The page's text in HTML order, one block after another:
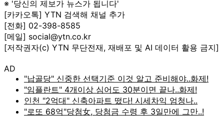
※ '당신의 제보가 뉴스가 됩니다'
[카카오톡] YTN 검색해 채널 추가
[전화] 02-398-8585
[메일] social@ytn.co.kr
[저작권자(c) YTN 무단전재, 재배포 및 AI 데이터 활용 금지]
AD